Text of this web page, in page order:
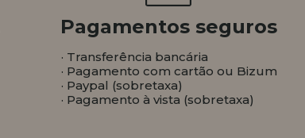
Pagamentos seguros
· Transferência bancária
· Pagamento com cartão ou Bizum
· Paypal (sobretaxa)
· Pagamento à vista (sobretaxa)